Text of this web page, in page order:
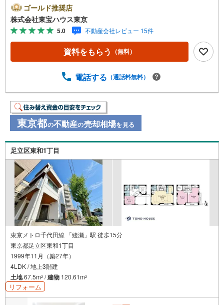
ayボーナスライトがもらえる「Yahoo！ 不動産 物件ご成約
キャンペーン」の対象になります。「資料をもらう」「見
学予約をする」ボタンからお問い合わせください。※必ずY
ahoo！ JAPAN IDでログインしてください。※PayPayボー
ナスライトは出金と譲渡はできません。ご案内・詳細な資
料のご請求はお気軽にどうぞ♪お電話でのお問い合わせも
ゴールド推奨店
株式会社東宝ハウス東京
5.0 不動産会社レビュー 15件
資料をもらう （無料）
電話する （通話料無料）
東京都の不動産の売却相場を見る
足立区東和1丁目
東京メトロ千代田線 「綾瀬」駅 徒歩15分
東京都足立区東和1丁目
1999年11月（築27年）
4LDK / 地上3階建
土地67.5m2 /建物 120.61m2
リフォーム